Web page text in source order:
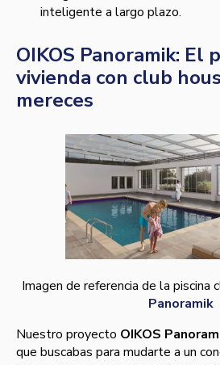
inteligente a largo plazo.
OIKOS Panoramik: El
vivienda con club
mereces
Imagen de referencia de la piscina
Panoramik
Nuestro proyecto OIKOS
que buscabas para mudarte a un